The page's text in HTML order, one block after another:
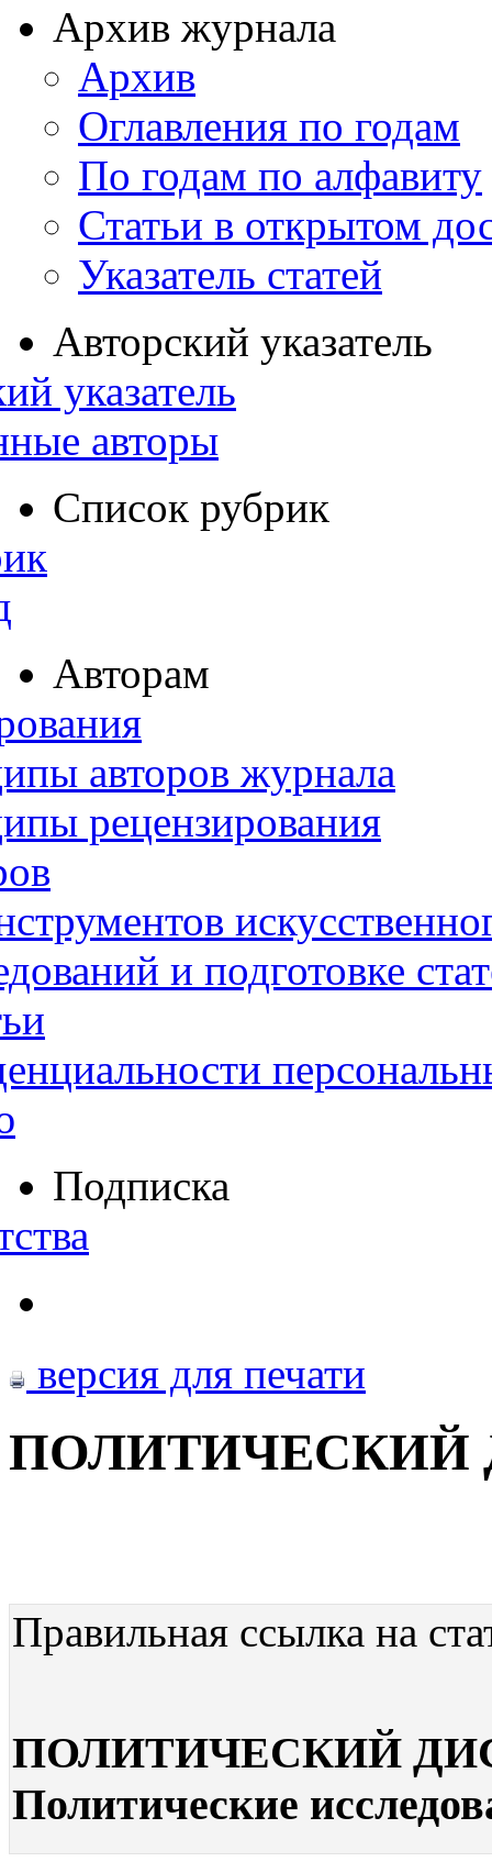
Архив журнала
Архив
Оглавления по годам
По годам по алфавиту
Статьи в открытом
Указатель статей
Авторский указатель
указатель
авторы
Список рубрик
Авторам
авторов журнала
рецензирования
и подготовке
Подписка
версия для печати
ПОЛИТИЧЕСКИЙ
Правильная ссылка на
ПОЛИТИЧЕСКИЙ
Политические